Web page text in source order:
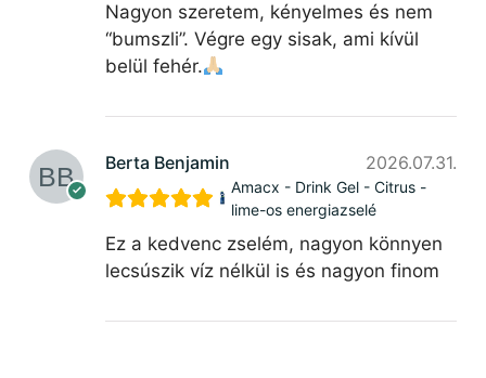
Nagyon szeretem, kényelmes és nem
“bumszli”. Végre egy sisak, ami kívül
belül fehér.
Berta Benjamin 2026.07.31.
Amacx - Drink Gel - Citrus -
lime-os energiazselé
Ez a kedvenc zselém, nagyon könnyen
lecsúszik víz nélkül is és nagyon finom